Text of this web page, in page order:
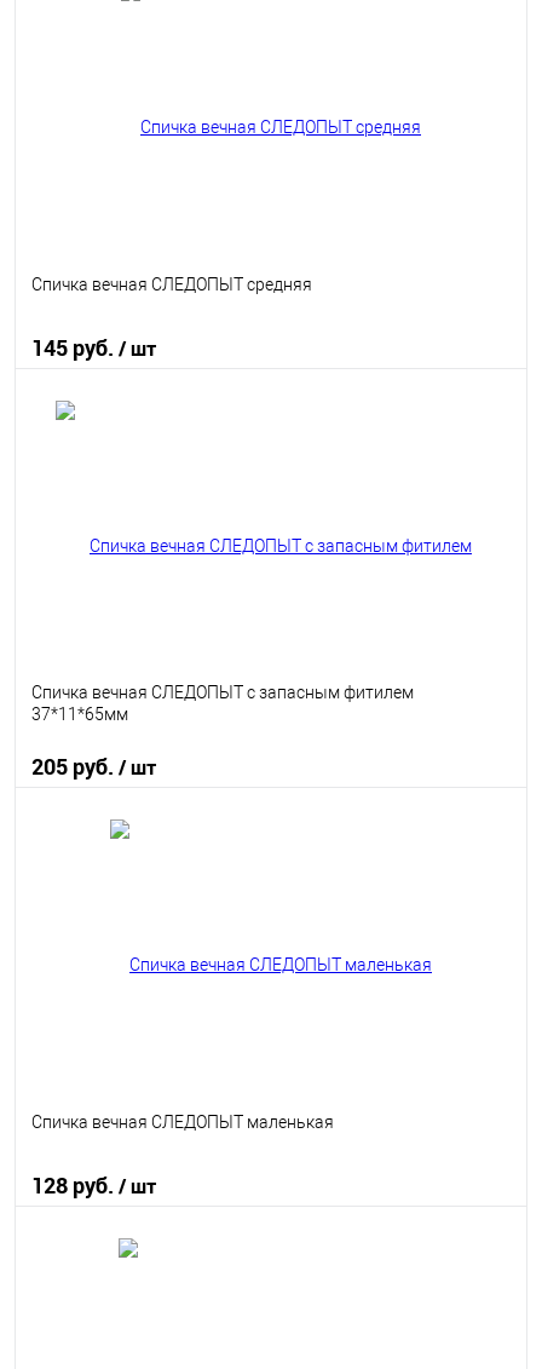
Спичка вечная СЛЕДОПЫТ средняя
145 руб. / шт
Спичка вечная СЛЕДОПЫТ с запасным фитилем
37*11*65мм
205 руб. / шт
Спичка вечная СЛЕДОПЫТ маленькая
128 руб. / шт